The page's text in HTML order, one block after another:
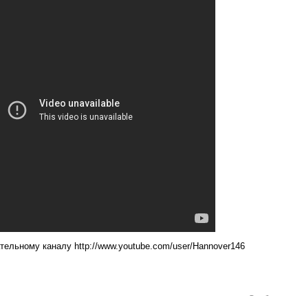
каналу http://www.youtube.com/user/Hannover146